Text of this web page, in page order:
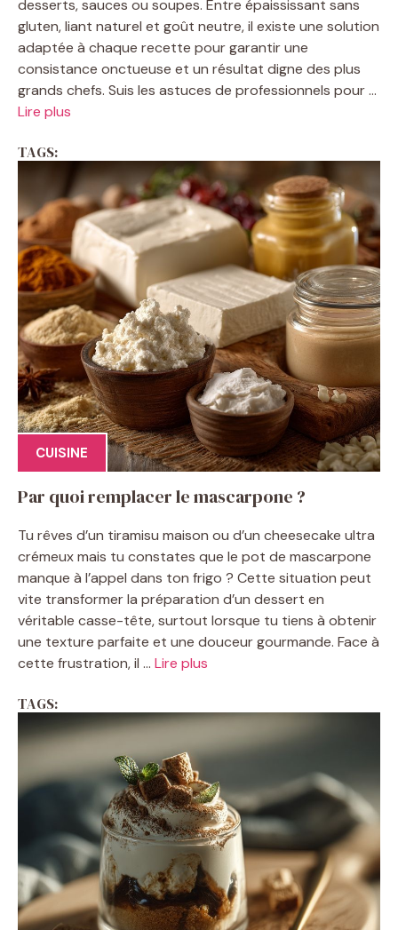
desserts, sauces ou soupes. Entre épaississant sans
gluten, liant naturel et goût neutre, il existe une solution
adaptée à chaque recette pour garantir une
consistance onctueuse et un résultat digne des plus
grands chefs. Suis les astuces de professionnels pour ...
Lire plus
TAGS:
CUISINE
Par quoi remplacer le mascarpone ?
Tu rêves d’un tiramisu maison ou d’un cheesecake ultra
crémeux mais tu constates que le pot de mascarpone
manque à l’appel dans ton frigo ? Cette situation peut
vite transformer la préparation d’un dessert en
véritable casse-tête, surtout lorsque tu tiens à obtenir
une texture parfaite et une douceur gourmande. Face à
cette frustration, il ... Lire plus
TAGS: